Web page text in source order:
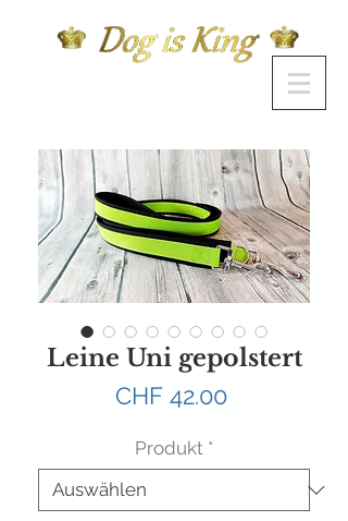
Leine Uni gepolstert
CHF 42.00Preis
Produkt *